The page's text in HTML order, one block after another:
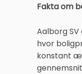
Fakta om
Aalborg
hvor
konstant